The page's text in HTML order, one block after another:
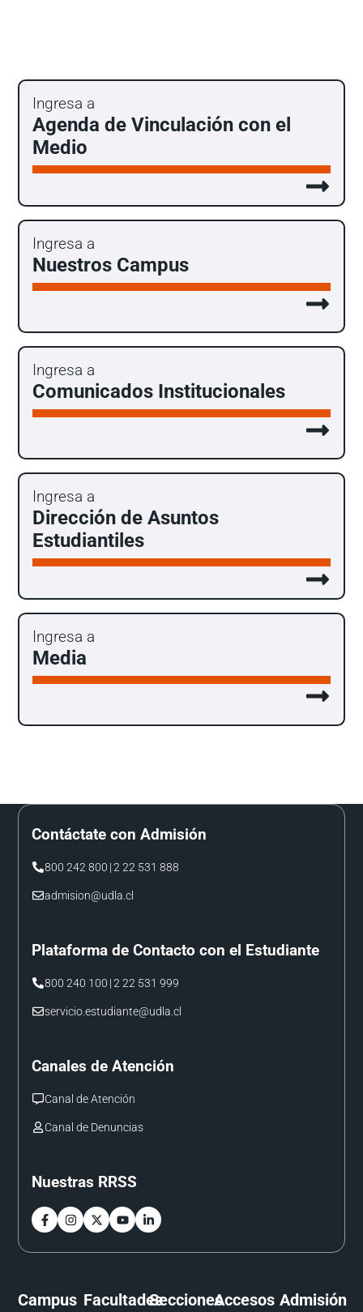
Ingresa a
Agenda de Vinculación con el
Medio
Ingresa a
Nuestros Campus
Ingresa a
Comunicados Institucionales
Ingresa a
Dirección de Asuntos
Estudiantiles
Ingresa a
Media
Contáctate con Admisión
800 242 800 | 2 22 531 888
admision@udla.cl
Plataforma de Contacto con el Estudiante
800 240 100 | 2 22 531 999
servicio.estudiante@udla.cl
Canales de Atención
Canal de Atención
Canal de Denuncias
Nuestras RRSS
Campus FacultadesSeccionesAccesos Admisión